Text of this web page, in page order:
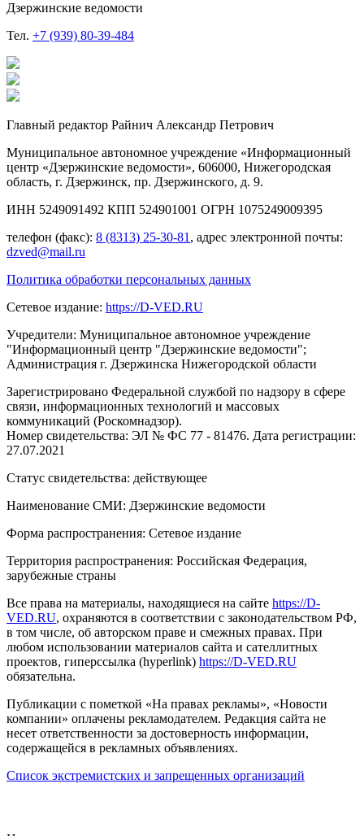
Дзержинские ведомости
Тел. +7 (939) 80-39-484
Главный редактор Райнич Александр Петрович
Муниципальное автономное учреждение «Информационный
центр «Дзержинские ведомости», 606000, Нижегородская
область, г. Дзержинск, пр. Дзержинского, д. 9.
ИНН 5249091492 КПП 524901001 ОГРН 1075249009395
телефон (факс): 8 (8313) 25-30-81 , адрес электронной почты:
dzved@mail.ru
Политика обработки персональных данных
Сетевое издание: https://D-VED.RU
Учредители: Муниципальное автономное учреждение
"Информационный центр "Дзержинские ведомости";
Администрация г. Дзержинска Нижегородской области
Зарегистрировано Федеральной службой по надзору в сфере
связи, информационных технологий и массовых
коммуникаций (Роскомнадзор).
Номер свидетельства: ЭЛ № ФС 77 - 81476. Дата регистрации:
27.07.2021
Статус свидетельства: действующее
Наименование СМИ: Дзержинские ведомости
Форма распространения: Сетевое издание
Территория распространения: Российская Федерация,
зарубежные страны
Все права на материалы, находящиеся на сайте https://D-
VED.RU, охраняются в соответствии с законодательством РФ,
в том числе, об авторском праве и смежных правах. При
любом использовании материалов сайта и сателлитных
проектов, гиперссылка (hyperlink) https://D-VED.RU
обязательна.
Публикации с пометкой «На правах рекламы», «Новости
компании» оплачены рекламодателем. Редакция сайта не
несет ответственности за достоверность информации,
содержащейся в рекламных объявлениях.
Список экстремистских и запрещенных организаций